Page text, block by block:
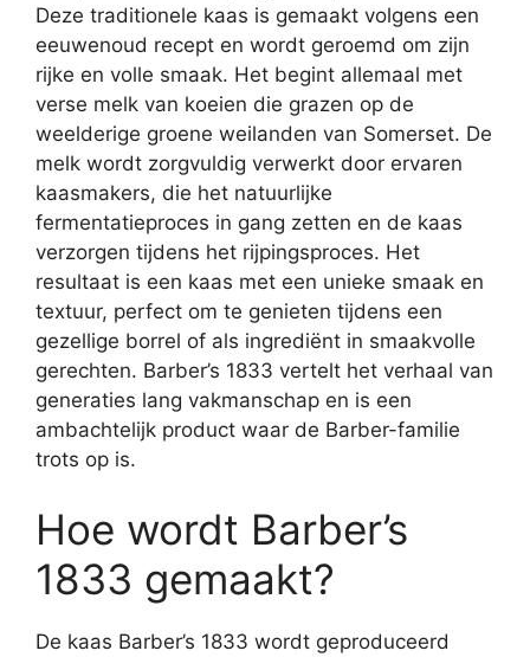
Deze traditionele kaas is gemaakt volgens een
eeuwenoud recept en wordt geroemd om zijn
rijke en volle smaak. Het begint allemaal met
verse melk van koeien die grazen op de
weelderige groene weilanden van Somerset. De
melk wordt zorgvuldig verwerkt door ervaren
kaasmakers, die het natuurlijke
fermentatieproces in gang zetten en de kaas
verzorgen tijdens het rijpingsproces. Het
resultaat is een kaas met een unieke smaak en
textuur, perfect om te genieten tijdens een
gezellige borrel of als ingrediënt in smaakvolle
gerechten. Barber’s 1833 vertelt het verhaal van
generaties lang vakmanschap en is een
ambachtelijk product waar de Barber-familie
trots op is.
Hoe wordt Barber’s
1833 gemaakt?
De kaas Barber’s 1833 wordt geproduceerd